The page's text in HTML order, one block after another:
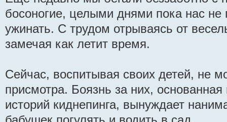
босоногие, целыми днями пока нас не
ужинать. С трудом отрываясь от
замечая как летит время.
Сейчас, воспитывая своих детей, не
присмотра. Боязнь за них,
историй киднепинга, вынуждает